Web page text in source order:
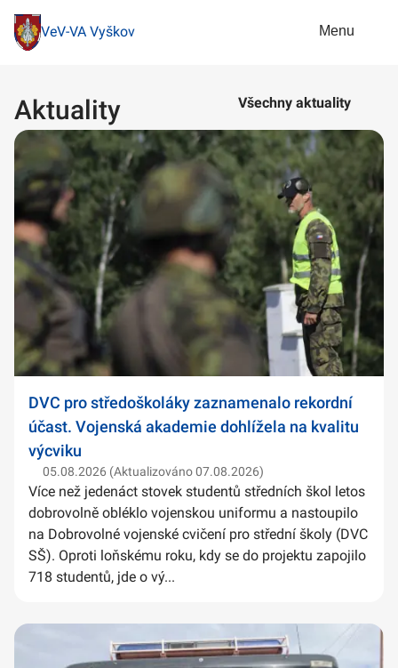
VeV-VA Vyškov Menu
Aktuality Všechny aktuality
DVC pro středoškoláky zaznamenalo rekordní
účast. Vojenská akademie dohlížela na kvalitu
výcviku
05.08.2026 (Aktualizováno 07.08.2026)
Více než jedenáct stovek studentů středních škol letos
dobrovolně obléklo vojenskou uniformu a nastoupilo
na Dobrovolné vojenské cvičení pro střední školy (DVC
SŠ). Oproti loňskému roku, kdy se do projektu zapojilo
718 studentů, jde o vý...